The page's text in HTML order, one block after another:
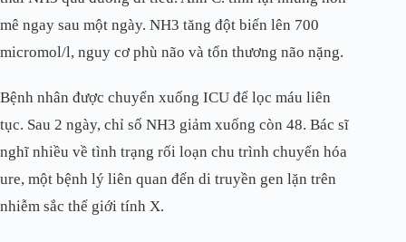
mê ngay sau một ngày. NH3 tăng đột biến lên 700
micromol/l, nguy cơ phù não và tổn thương não nặng.
Bệnh nhân được chuyển xuống ICU để lọc máu liên
tục. Sau 2 ngày, chỉ số NH3 giảm xuống còn 48. Bác sĩ
nghĩ nhiều về tình trạng rối loạn chu trình chuyển hóa
ure, một bệnh lý liên quan đến di truyền gen lặn trên
nhiễm sắc thể giới tính X.